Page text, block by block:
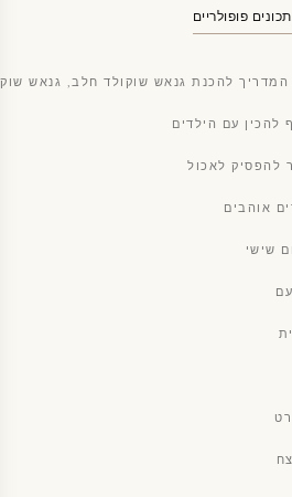
פופולריים
המדריך להכנת גנאש שוקולד חלב, גנאש
להכין עם הילדים
להפסיק לאכול
אוהבים
שישי